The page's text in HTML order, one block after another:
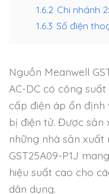
1.6.2 Chi nhánh
1.6.3 Số điện
Nguồn Meanwell
AC-DC có công
cấp điện áp ổn
bị điện tử. Được
những nhà sản xuất
GST25A09-P1J
hiệu suất cao cho
dân dụng.